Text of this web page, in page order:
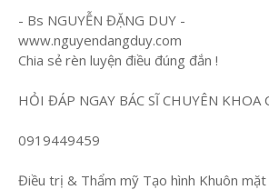
- Bs NGUYỄN ĐẶNG DUY -
www.nguyendangduy.com
Chia sẻ rèn luyện điều đúng đắn !
HỎI ĐÁP NGAY BÁC SĨ CHUYÊN KHOA
0919449459
Điều trị & Thẩm mỹ Tạo hình Khuôn mặt